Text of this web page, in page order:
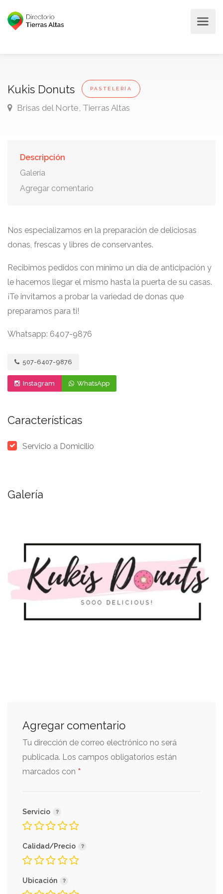
Kukis Donuts PASTELERÍA
Brisas del Norte, Tierras Altas
Descripción
Galería
Agregar comentario
Nos especializamos en la preparación de deliciosas
donas, frescas y libres de conservantes.
Recibimos pedidos con mínimo un día de anticipación y
le hacemos llegar el mismo hasta la puerta de su casas.
¡Te invitamos a probar la variedad de donas que
preparamos para ti!
Whatsapp: 6407-9876
507-6407-9876
Instagram WhatsApp
Características
Servicio a Domicilio
Galería
Agregar comentario
Tu dirección de correo electrónico no será
publicada. Los campos obligatorios están
marcados con *
Servicio
Calidad/Precio
Ubicación